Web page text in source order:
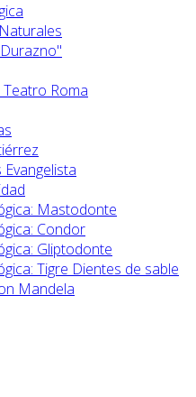
Roma
Mastodonte
Condor
Gliptodonte
Tigre Dientes de sable
Mandela